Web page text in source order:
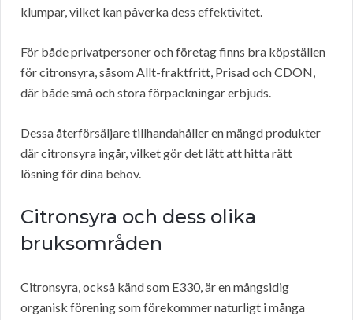
klumpar, vilket kan påverka dess effektivitet.
För både privatpersoner och företag finns bra köpställen
för citronsyra, såsom Allt-fraktfritt, Prisad och CDON,
där både små och stora förpackningar erbjuds.
Dessa återförsäljare tillhandahåller en mängd produkter
där citronsyra ingår, vilket gör det lätt att hitta rätt
lösning för dina behov.
Citronsyra och dess olika
bruksområden
Citronsyra, också känd som E330, är en mångsidig
organisk förening som förekommer naturligt i många